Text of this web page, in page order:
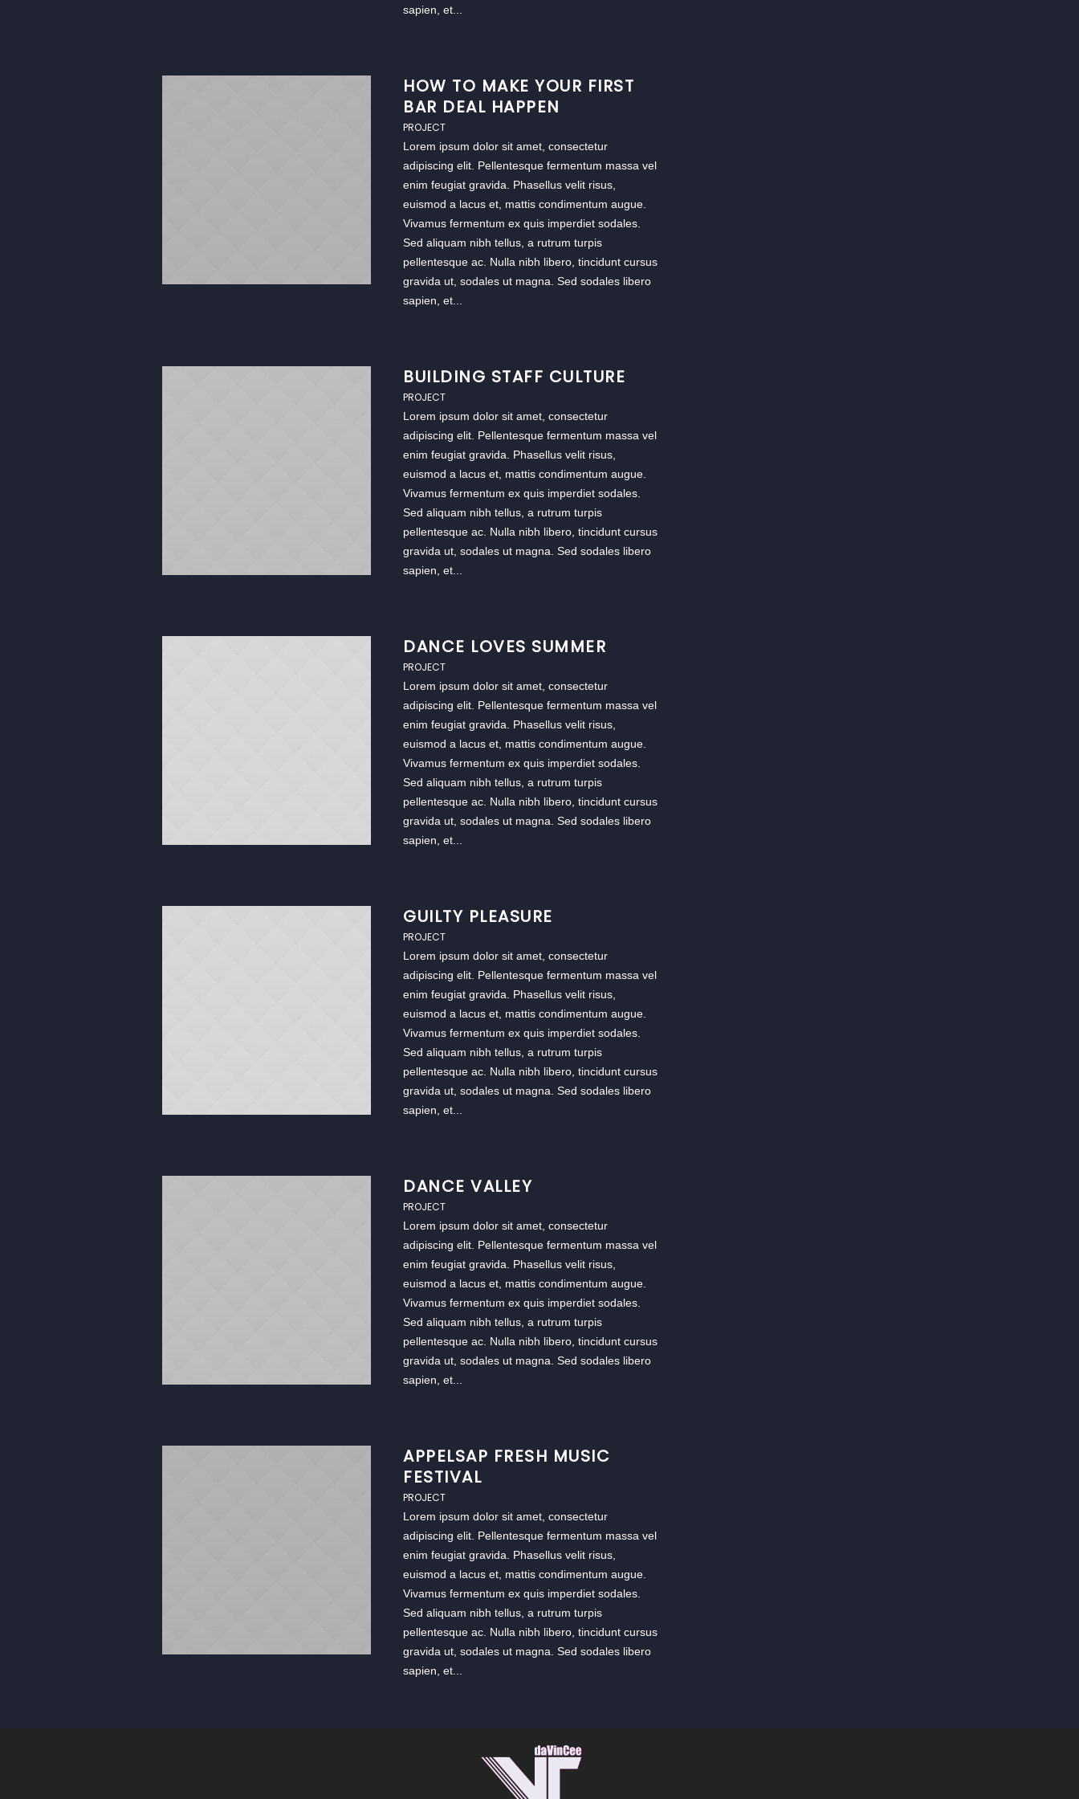
sapien, et...
HOW TO MAKE YOUR FIRST
BAR DEAL HAPPEN
PROJECT
Lorem ipsum dolor sit amet, consectetur
adipiscing elit. Pellentesque fermentum massa vel
enim feugiat gravida. Phasellus velit risus,
euismod a lacus et, mattis condimentum augue.
Vivamus fermentum ex quis imperdiet sodales.
Sed aliquam nibh tellus, a rutrum turpis
pellentesque ac. Nulla nibh libero, tincidunt cursus
gravida ut, sodales ut magna. Sed sodales libero
sapien, et...
BUILDING STAFF CULTURE
PROJECT
Lorem ipsum dolor sit amet, consectetur
adipiscing elit. Pellentesque fermentum massa vel
enim feugiat gravida. Phasellus velit risus,
euismod a lacus et, mattis condimentum augue.
Vivamus fermentum ex quis imperdiet sodales.
Sed aliquam nibh tellus, a rutrum turpis
pellentesque ac. Nulla nibh libero, tincidunt cursus
gravida ut, sodales ut magna. Sed sodales libero
sapien, et...
DANCE LOVES SUMMER
PROJECT
Lorem ipsum dolor sit amet, consectetur
adipiscing elit. Pellentesque fermentum massa vel
enim feugiat gravida. Phasellus velit risus,
euismod a lacus et, mattis condimentum augue.
Vivamus fermentum ex quis imperdiet sodales.
Sed aliquam nibh tellus, a rutrum turpis
pellentesque ac. Nulla nibh libero, tincidunt cursus
gravida ut, sodales ut magna. Sed sodales libero
sapien, et...
GUILTY PLEASURE
PROJECT
Lorem ipsum dolor sit amet, consectetur
adipiscing elit. Pellentesque fermentum massa vel
enim feugiat gravida. Phasellus velit risus,
euismod a lacus et, mattis condimentum augue.
Vivamus fermentum ex quis imperdiet sodales.
Sed aliquam nibh tellus, a rutrum turpis
pellentesque ac. Nulla nibh libero, tincidunt cursus
gravida ut, sodales ut magna. Sed sodales libero
sapien, et...
DANCE VALLEY
PROJECT
Lorem ipsum dolor sit amet, consectetur
adipiscing elit. Pellentesque fermentum massa vel
enim feugiat gravida. Phasellus velit risus,
euismod a lacus et, mattis condimentum augue.
Vivamus fermentum ex quis imperdiet sodales.
Sed aliquam nibh tellus, a rutrum turpis
pellentesque ac. Nulla nibh libero, tincidunt cursus
gravida ut, sodales ut magna. Sed sodales libero
sapien, et...
APPELSAP FRESH MUSIC
FESTIVAL
PROJECT
Lorem ipsum dolor sit amet, consectetur
adipiscing elit. Pellentesque fermentum massa vel
enim feugiat gravida. Phasellus velit risus,
euismod a lacus et, mattis condimentum augue.
Vivamus fermentum ex quis imperdiet sodales.
Sed aliquam nibh tellus, a rutrum turpis
pellentesque ac. Nulla nibh libero, tincidunt cursus
gravida ut, sodales ut magna. Sed sodales libero
sapien, et...